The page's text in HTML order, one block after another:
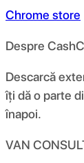
Chrome store
Despre
Descarcă
îți dă o parte
înapoi.
VAN